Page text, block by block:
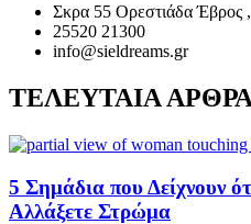
Σκρα 55 Ορεστιάδα
25520 21300
info@sieldreams.gr
ΤΕΛΕΥΤΑΙΑ ΑΡΘΡΑ
5 Σημάδια που Δείχνουν
Αλλάξετε Στρώμα